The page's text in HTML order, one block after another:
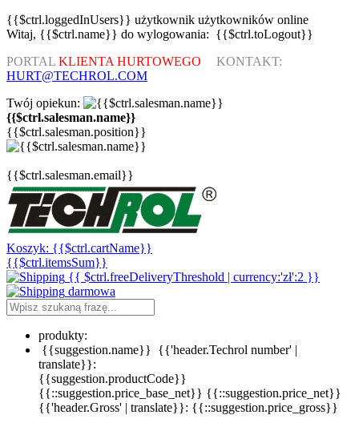
{{$ctrl.loggedInUsers}} użytkownik użytkowników online
Witaj, {{$ctrl.name}} do wylogowania: {{$ctrl.toLogout}}
PORTAL KLIENTA HURTOWEGO
KONTAKT:
HURT@TECHROL.COM
Twój opiekun:
{{$ctrl.salesman.name}}
{{$ctrl.salesman.position}}
{{$ctrl.salesman.email}}
Koszyk: {{$ctrl.cartName}}
{{$ctrl.itemsSum}}
{{ $ctrl.freeDeliveryThreshold | currency:'zł':2 }}
darmowa
produkty:
{{suggestion.name}} {{'header.Techrol number' |
translate}}:
{{suggestion.productCode}}
{{::suggestion.price_base_net}} {{::suggestion.price_net}}
{{'header.Gross' | translate}}: {{::suggestion.price_gross}}